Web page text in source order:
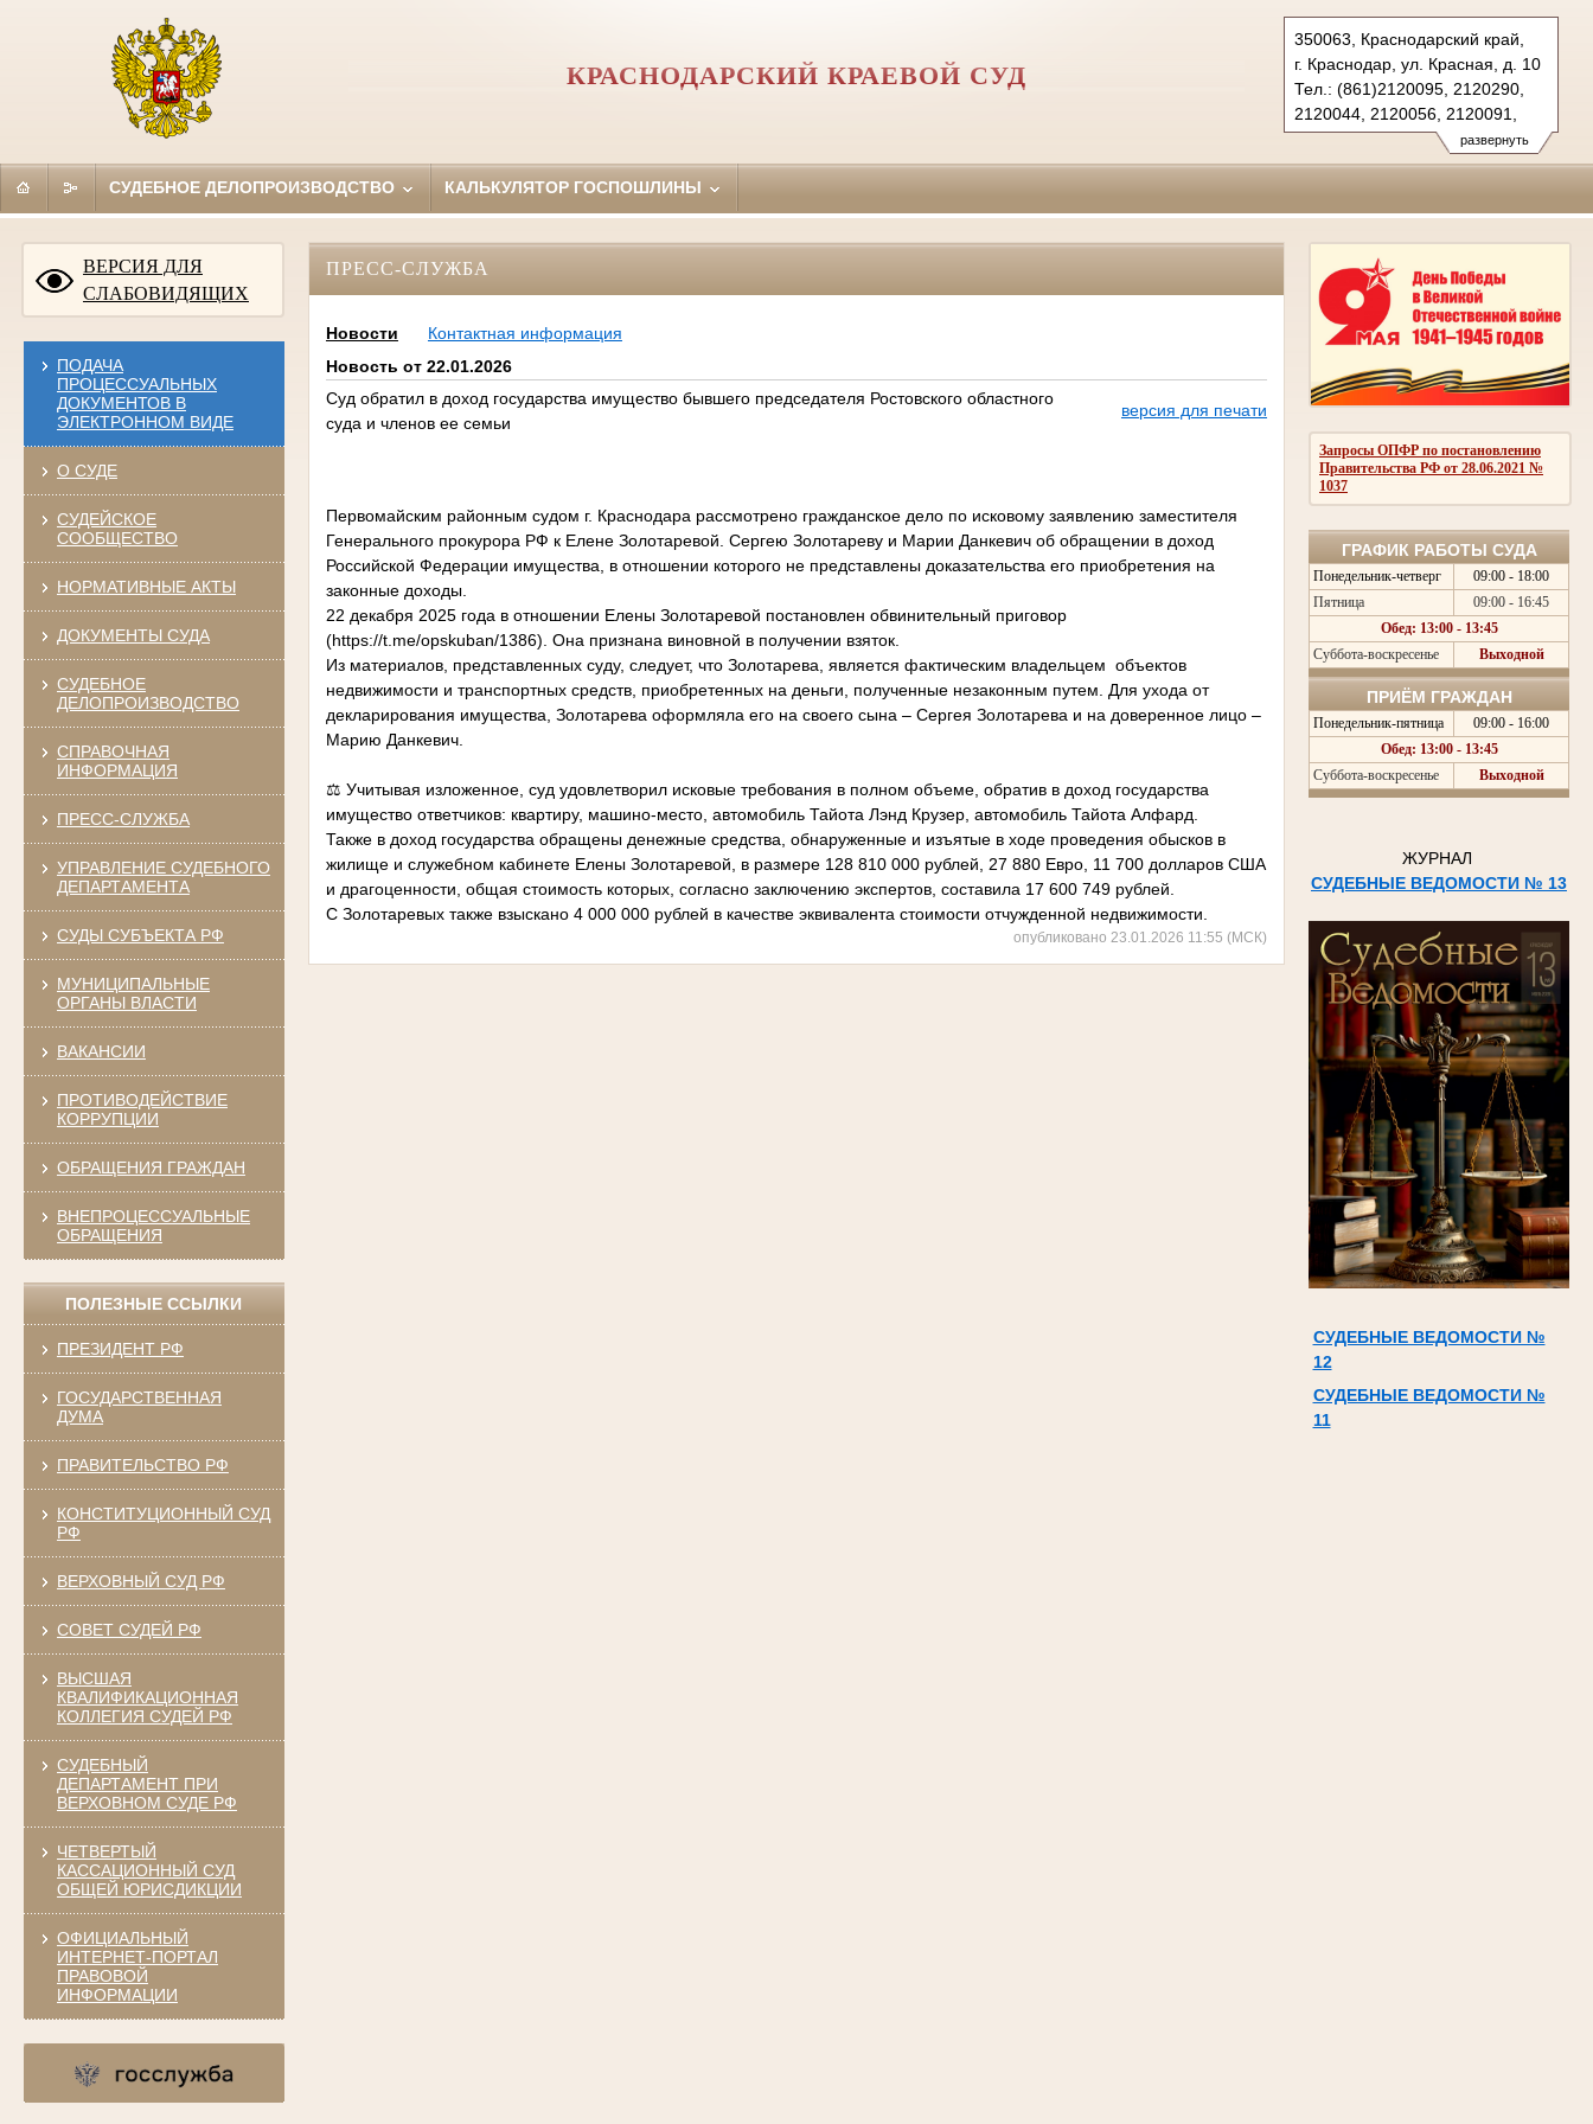
развернуть
350063, Краснодарский край,
г. Краснодар, ул. Красная, д. 10
Тел.: (861)2120095, 2120290,
2120044, 2120056, 2120091,
2683150(ф.)
kubansud@sudrf.ru
КРАСНОДАРСКИЙ КРАЕВОЙ СУД
СУДЕБНОЕ ДЕЛОПРОИЗВОДСТВО КАЛЬКУЛЯТОР ГОСПОШЛИНЫ
ВЕРСИЯ ДЛЯ
СЛАБОВИДЯЩИХ
ПОДАЧА
ПРОЦЕССУАЛЬНЫХ
ДОКУМЕНТОВ В
ЭЛЕКТРОННОМ ВИДЕ
О СУДЕ
СУДЕЙСКОЕ
СООБЩЕСТВО
НОРМАТИВНЫЕ АКТЫ
ДОКУМЕНТЫ СУДА
СУДЕБНОЕ
ДЕЛОПРОИЗВОДСТВО
СПРАВОЧНАЯ
ИНФОРМАЦИЯ
ПРЕСС-СЛУЖБА
УПРАВЛЕНИЕ СУДЕБНОГО
ДЕПАРТАМЕНТА
СУДЫ СУБЪЕКТА РФ
МУНИЦИПАЛЬНЫЕ
ОРГАНЫ ВЛАСТИ
ВАКАНСИИ
ПРОТИВОДЕЙСТВИЕ
КОРРУПЦИИ
ОБРАЩЕНИЯ ГРАЖДАН
ВНЕПРОЦЕССУАЛЬНЫЕ
ОБРАЩЕНИЯ
ПОЛЕЗНЫЕ ССЫЛКИ
ПРЕЗИДЕНТ РФ
ГОСУДАРСТВЕННАЯ
ДУМА
ПРАВИТЕЛЬСТВО РФ
КОНСТИТУЦИОННЫЙ СУД
РФ
ВЕРХОВНЫЙ СУД РФ
СОВЕТ СУДЕЙ РФ
ВЫСШАЯ
КВАЛИФИКАЦИОННАЯ
КОЛЛЕГИЯ СУДЕЙ РФ
СУДЕБНЫЙ
ДЕПАРТАМЕНТ ПРИ
ВЕРХОВНОМ СУДЕ РФ
ЧЕТВЕРТЫЙ
КАССАЦИОННЫЙ СУД
ОБЩЕЙ ЮРИСДИКЦИИ
ОФИЦИАЛЬНЫЙ
ИНТЕРНЕТ-ПОРТАЛ
ПРАВОВОЙ
ИНФОРМАЦИИ
Запросы ОПФР по постановлению
Правительства РФ от 28.06.2021 №
1037
ГРАФИК РАБОТЫ СУДА
Понедельник-четверг
09:00 - 18:00
Пятница
09:00 - 16:45
Обед: 13:00 - 13:45
Суббота-воскресенье
Выходной
ПРИЁМ ГРАЖДАН
Понедельник-пятница
09:00 - 16:00
Обед: 13:00 - 13:45
Суббота-воскресенье
Выходной
ЖУРНАЛ
СУДЕБНЫЕ ВЕДОМОСТИ № 13
СУДЕБНЫЕ ВЕДОМОСТИ №
12
СУДЕБНЫЕ ВЕДОМОСТИ №
11
ПРЕСС-СЛУЖБА
Новости
Контактная информация
Новость от 22.01.2026
Суд обратил в доход государства имущество бывшего председателя Ростовского областного
суда и членов ее семьи
версия для печати
Первомайским районным судом г. Краснодара рассмотрено гражданское дело по исковому заявлению заместителя
Генерального прокурора РФ к Елене Золотаревой. Сергею Золотареву и Марии Данкевич об обращении в доход
Российской Федерации имущества, в отношении которого не представлены доказательства его приобретения на
законные доходы.
22 декабря 2025 года в отношении Елены Золотаревой постановлен обвинительный приговор
(https://t.me/opskuban/1386). Она признана виновной в получении взяток.
Из материалов, представленных суду, следует, что Золотарева, является фактическим владельцем объектов
недвижимости и транспортных средств, приобретенных на деньги, полученные незаконным путем. Для ухода от
декларирования имущества, Золотарева оформляла его на своего сына – Сергея Золотарева и на доверенное лицо –
Марию Данкевич.
⚖️ Учитывая изложенное, суд удовлетворил исковые требования в полном объеме, обратив в доход государства
имущество ответчиков: квартиру, машино-место, автомобиль Тайота Лэнд Крузер, автомобиль Тайота Алфард.
Также в доход государства обращены денежные средства, обнаруженные и изъятые в ходе проведения обысков в
жилище и служебном кабинете Елены Золотаревой, в размере 128 810 000 рублей, 27 880 Евро, 11 700 долларов США
и драгоценности, общая стоимость которых, согласно заключению экспертов, составила 17 600 749 рублей.
С Золотаревых также взыскано 4 000 000 рублей в качестве эквивалента стоимости отчужденной недвижимости.
опубликовано 23.01.2026 11:55 (МСК)